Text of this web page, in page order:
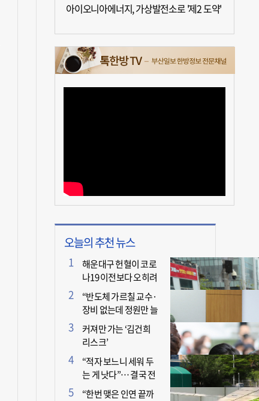
아이오니아에너지, 가상발전소로 '제2 도약'
오늘의 추천 뉴스
해운대구 헌혈이 코로
나19 이전보다 오히려
더 늘어난 이유는?
“반도체 가르칠 교수·
장비 없는데 정원만 늘
리면 뭐 하나”
커져만 가는 ‘김건희
리스크’
“적자 보느니 세워 두
는 게 낫다”… 결국 전
면 휴업 선언한 택시회
“한번 맺은 인연 끝까